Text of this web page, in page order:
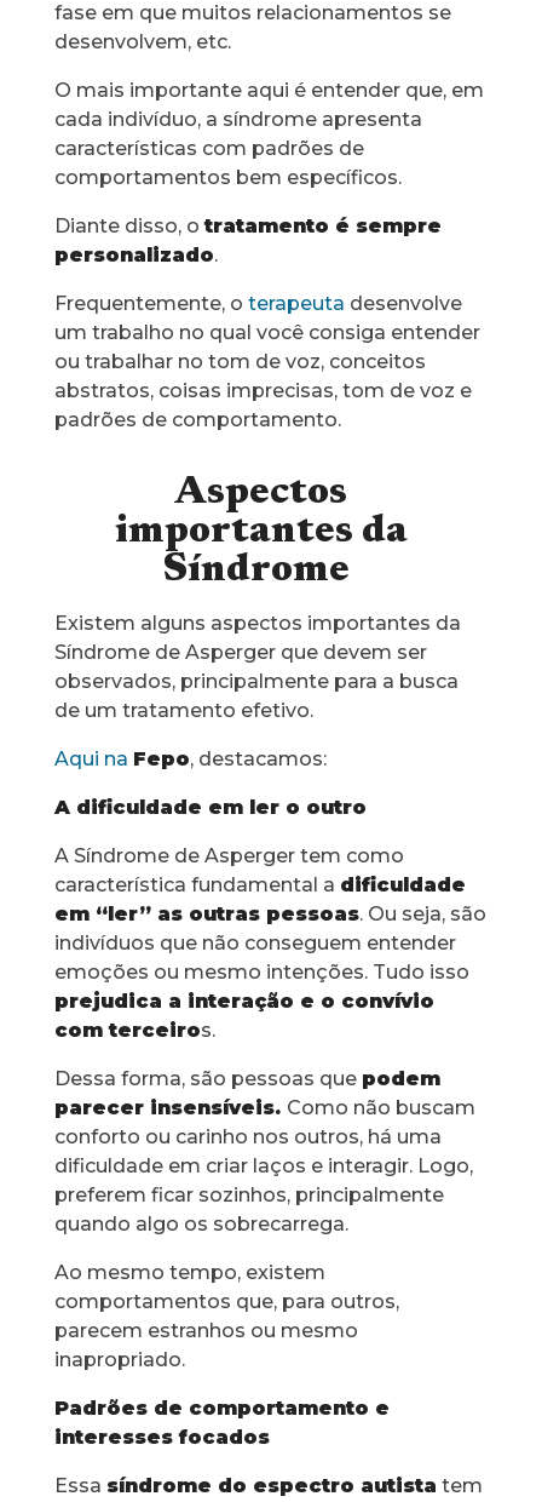
fase em que muitos relacionamentos se
desenvolvem, etc.
O mais importante aqui é entender que, em
cada indivíduo, a síndrome apresenta
características com padrões de
comportamentos bem específicos.
Diante disso, otratamento é sempre
personalizado.
Frequentemente, o terapeuta desenvolve
um trabalho no qual você consiga entender
ou trabalhar no tom de voz, conceitos
abstratos, coisas imprecisas, tom de voz e
padrões de comportamento.
Aspectos
importantes da
Síndrome
Existem alguns aspectos importantes da
Síndrome de Asperger que devem ser
observados, principalmente para a busca
de um tratamento efetivo.
Aqui na Fepo, destacamos:
A dificuldade em ler o outro
A Síndrome de Asperger tem como
característica fundamental a dificuldade
em “ler” as outras pessoas. Ou seja, são
indivíduos que não conseguem entender
emoções ou mesmo intenções. Tudo isso
prejudica a interação e o convívio
com terceiros.
Dessa forma, são pessoas que podem
parecer insensíveis. Como não buscam
conforto ou carinho nos outros, há uma
dificuldade em criar laços e interagir. Logo,
preferem ficar sozinhos, principalmente
quando algo os sobrecarrega.
Ao mesmo tempo, existem
comportamentos que, para outros,
parecem estranhos ou mesmo
inapropriado.
Padrões de comportamento e
interesses focados
Essa síndrome do espectro autista tem